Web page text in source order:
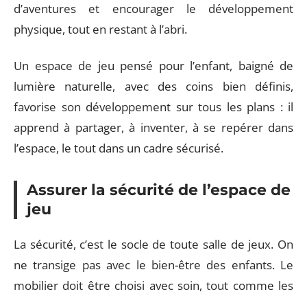
d’aventures et encourager le développement
physique, tout en restant à l’abri.
Un espace de jeu pensé pour l’enfant, baigné de
lumière naturelle, avec des coins bien définis,
favorise son développement sur tous les plans : il
apprend à partager, à inventer, à se repérer dans
l’espace, le tout dans un cadre sécurisé.
Assurer la sécurité de l’espace de
jeu
La sécurité, c’est le socle de toute salle de jeux. On
ne transige pas avec le bien-être des enfants. Le
mobilier doit être choisi avec soin, tout comme les